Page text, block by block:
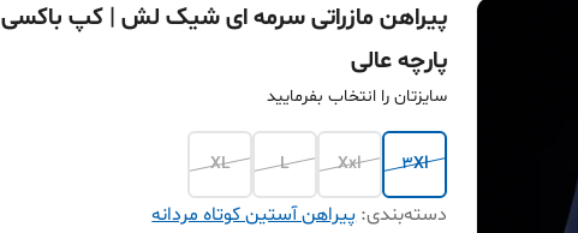
پیراهن مازراتی سرمه ای شیک لش | کپ باکسی
پارچه عالی
سایزتان را انتخاب بفرمایید
3Xl
Xxl
L
XL
دسته‌بندی:پیراهن آستین کوتاه مردانه